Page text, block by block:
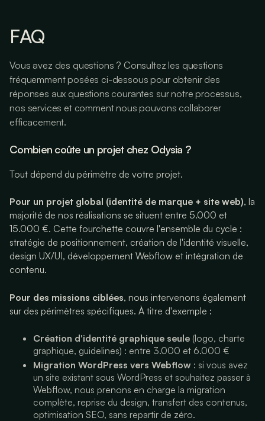
FAQ
Vous avez des questions ? Consultez les questions
fréquemment posées ci-dessous pour obtenir des
réponses aux questions courantes sur notre processus,
nos services et comment nous pouvons collaborer
efficacement.
Combien coûte un projet chez Odysia ?
Tout dépend du périmètre de votre projet.
Pour un projet global (identité de marque + site web), la
majorité de nos réalisations se situent entre 5.000 et
15.000 €. Cette fourchette couvre l'ensemble du cycle :
stratégie de positionnement, création de l'identité visuelle,
design UX/UI, développement Webflow et intégration de
contenu.
Pour des missions ciblées, nous intervenons également
sur des périmètres spécifiques. À titre d'exemple :
Création d'identité graphique seule (logo, charte
graphique, guidelines) : entre 3.000 et 6.000 €
Migration WordPress vers Webflow : si vous avez
un site existant sous WordPress et souhaitez passer à
Webflow, nous prenons en charge la migration
complète, reprise du design, transfert des contenus,
optimisation SEO, sans repartir de zéro.